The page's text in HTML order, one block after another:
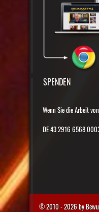
SPENDEN
Wenn Sie die Arbeit
DE 43 2916 6568
© 2010 - 2026 by